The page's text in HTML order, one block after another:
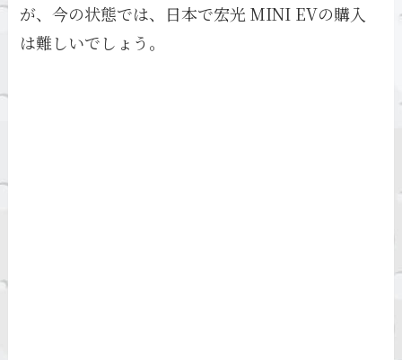
が、今の状態では、日本で宏光 MINI EVの購入
は難しいでしょう。